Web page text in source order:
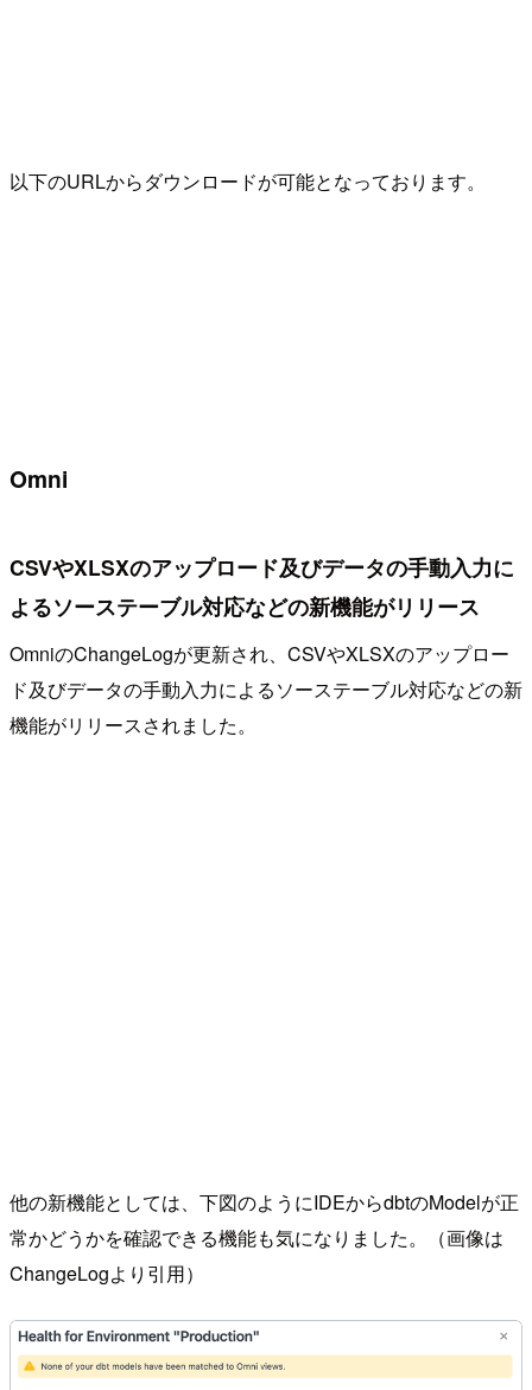
以下のURLからダウンロードが可能となっております。
Omni
CSVやXLSXのアップロード及びデータの手動入力に
よるソーステーブル対応などの新機能がリリース
OmniのChangeLogが更新され、CSVやXLSXのアップロー
ド及びデータの手動入力によるソーステーブル対応などの新
機能がリリースされました。
他の新機能としては、下図のようにIDEからdbtのModelが正
常かどうかを確認できる機能も気になりました。（画像は
ChangeLogより引用）